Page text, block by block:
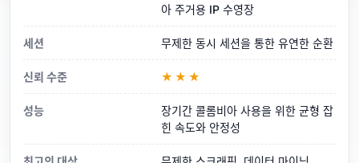
아 주거용 IP 수영장
세션 무제한 동시 세션을 통한 유연한 순환
신뢰 수준 ★★★
성능
장기간 콜롬비아 사용을 위한 균형 잡
힌 속도와 안정성